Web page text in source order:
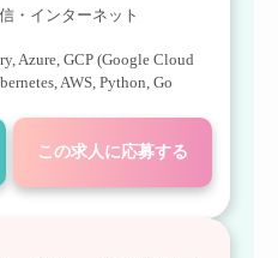
・インターネット
,Azure, GCP (Google Cloud
,AWS, Python, Go
この求人に応募する